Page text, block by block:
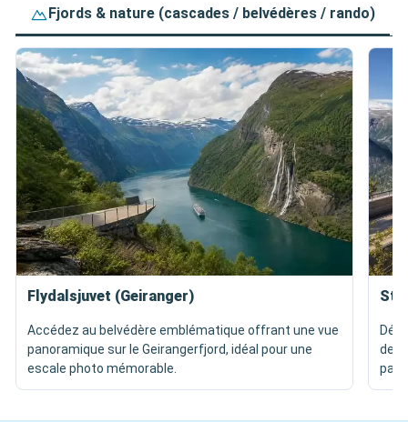
Fjords & nature (cascades / belvédères / rando)
Flydalsjuvet (Geiranger)
Accédez au belvédère emblématique offrant une vue
panoramique sur le Geirangerfjord, idéal pour une
escale photo mémorable.
de